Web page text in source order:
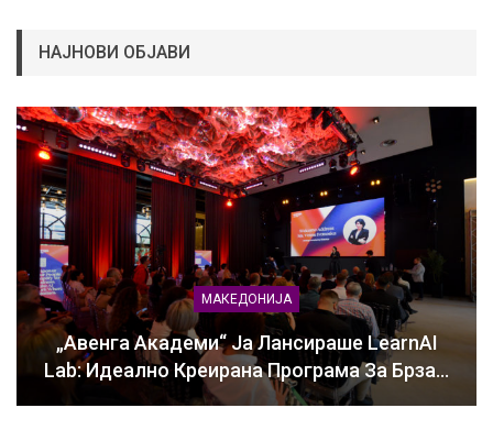
НАЈНОВИ ОБЈАВИ
МАКЕДОНИЈА
„Авенга Академи“ Ја Лансираше LearnAI
Lab: Идеално Креирана Програма За Брза…